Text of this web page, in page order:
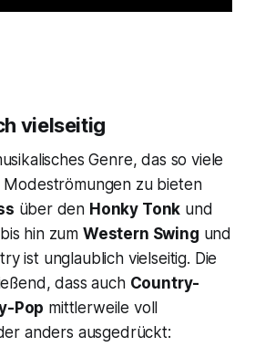
vielseitig
Genre, das so viele
zu bieten
über den Honky Tonk und
bis hin zum Western Swing und
ist unglaublich vielseitig. Die
dass auch Country-
Pop mittlerweile voll
anders ausgedrückt: